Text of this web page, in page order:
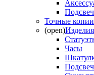
Точные
(open)
Часы